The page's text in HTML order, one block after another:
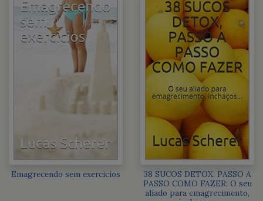
Emagrecendo sem exercicios
38 SUCOS DETOX, PASSO A
PASSO COMO FAZER: O seu
aliado para emagrecimento,